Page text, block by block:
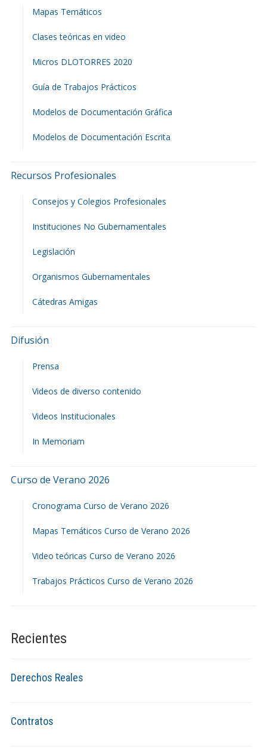
Mapas Temáticos
Clases teóricas en video
Micros DLOTORRES 2020
Guía de Trabajos Prácticos
Modelos de Documentación Gráfica
Modelos de Documentación Escrita
Recursos Profesionales
Consejos y Colegios Profesionales
Instituciones No Gubernamentales
Legislación
Organismos Gubernamentales
Cátedras Amigas
Difusión
Prensa
Videos de diverso contenido
Videos Institucionales
In Memoriam
Curso de Verano 2026
Cronograma Curso de Verano 2026
Mapas Temáticos Curso de Verano 2026
Video teóricas Curso de Verano 2026
Trabajos Prácticos Curso de Verano 2026
Recientes
Derechos Reales
Contratos